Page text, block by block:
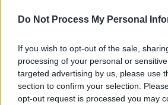
Do Not Process My Personal
If you wish to opt-out of the sale,
processing of your personal or
targeted advertising by us, please use
section to confirm your selection.
opt-out request is processed you may
Céline Dion : Les révélations
producteur